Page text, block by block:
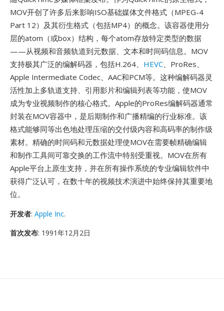
MOV开创了许多后来影响ISO基础媒体文件格式（MPEG-4
Part 12）及其衍生格式（包括MP4）的概念。该容器使用分
层的atom（或box）结构，每个atom存放特定类型的数据
——从视频和音频轨道到元数据、文本和时间码信息。MOV
支持极其广泛的编解码器，包括H.264、 HEVC、ProRes、
Apple Intermediate Codec、AAC和PCM等。这种编解码器灵
活性加上多轨道支持、引用影片和编辑列表等功能，使MOV
成为专业视频制作的核心格式。Apple的ProRes编解码器通常
封装在MOV容器中，是后期制作和广播精编的行业标准。该
格式能够同等出色地处理压缩的交付级内容和高码率的制作级
素材。精确的时间码和元数据处理使MOV在需要帧精确编辑
和制作工具间可靠交换的工作流中特别受重视。MOV在所有
Apple平台上原生支持，并在所有操作系统的专业编辑软件中
获得广泛认可，在数十年的视频技术演进中始终保持其重要地
位。
开发者: Apple Inc.
首次发布: 1991年12月2日